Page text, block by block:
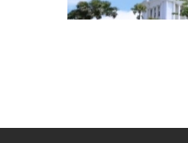
problema cardíaco
sacar al PRM del Gobierno